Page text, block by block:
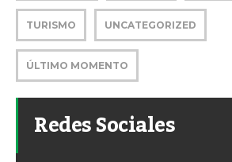
TURISMO UNCATEGORIZED
ÚLTIMO MOMENTO
Redes Sociales